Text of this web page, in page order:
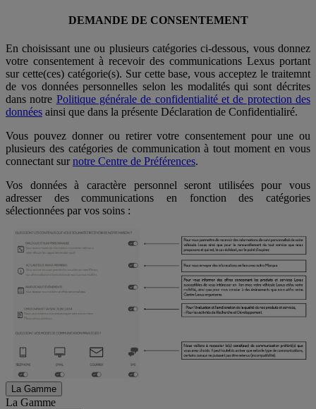
DEMANDE DE CONSENTEMENT
En choisissant une ou plusieurs catégories ci-dessous, vous donnez
votre consentement à recevoir des communications Lexus portant
sur cette(ces) catégorie(s). Sur cette base, vous acceptez le traitemnt
de vos données personnelles selon les modalités qui sont décrites
dans notre Politique générale de confidentialité et de protection des
données ainsi que dans la présente Déclaration de Confidentialiré.
Vous pouvez donner ou retirer votre consentement pour une ou
plusieurs des catégories de communication à tout moment en vous
connectant surnotre Centre de Préférences.
Vos données à caractère personnel seront utilisées pour vous
adresser des communications en fonction des catégories
sélectionnées par vos soins :
La Gamme
La Gamme